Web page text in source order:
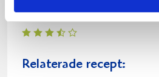
Ripsoppa
Relaterade recept: